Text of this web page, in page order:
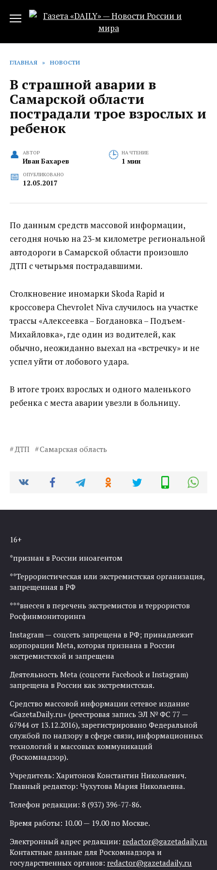
ГЛАВНАЯ » НОВОСТИ
В страшной аварии в
Самарской области
пострадали трое взрослых и
ребенок
АВТОР
Иван Бахарев
НА ЧТЕНИЕ
1 мин
ОПУБЛИКОВАНО
12.05.2017
По данным средств массовой информации,
сегодня ночью на 23-м километре региональной
автодороги в Самарской области произошло
ДТП с четырьмя пострадавшими.
Столкновение иномарки Skoda Rapid и
кроссовера Chevrolet Niva случилось на участке
трассы «Алексеевка – Богдановка – Подъем-
Михайловка», где один из водителей, как
обычно, неожиданно выехал на «встречку» и не
успел уйти от лобового удара.
В итоге троих взрослых и одного маленького
ребенка с места аварии увезли в больницу.
ДТП Самарская область
16+
*признан в России иноагентом
**Террористическая или экстремистская организация,
запрещенная в РФ
***внесен в перечень экстремистов и террористов
Росфинмониторинга
Instagram — соцсеть запрещена в РФ; принадлежит
корпорации Meta, которая признана в России
экстремистской и запрещена
Деятельность Meta (соцсети Facebook и Instagram)
запрещена в России как экстремистская.
Средство массовой информации сетевое издание
«GazetaDaily.ru» (реестровая запись ЭЛ № ФС 77 —
67944 от 13.12.2016), зарегистрировано Федеральной
службой по надзору в сфере связи, информационных
технологий и массовых коммуникаций
(Роскомнадзор).
Учредитель: Харитонов Константин Николаевич.
Главный редактор: Чухутова Мария Николаевна.
Телефон редакции: 8 (937) 396-77-86.
Время работы: 10.00 — 19.00 по Москве.
Электронный адрес редакции: redactor@gazetadaily.ru
Контактные данные для Роскомнадзора и
государственных органов: redactor@gazetadaily.ru